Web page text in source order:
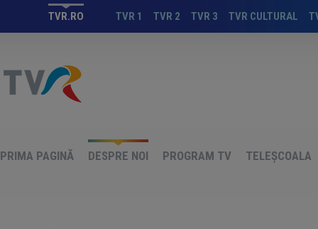
TVR CULTURAL
TVR 3
TVR 2
TVR 1
TVR.RO
PRIMA PAGINĂ DESPRE NOI PROGRAM TV TELEȘCOALA